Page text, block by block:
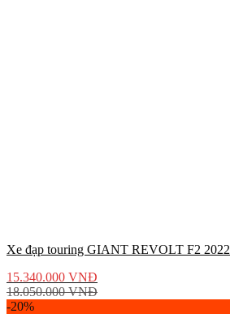
Xe đạp touring GIANT REVOLT F2 2022
15.340.000 VNĐ
18.050.000VNĐ
-20%